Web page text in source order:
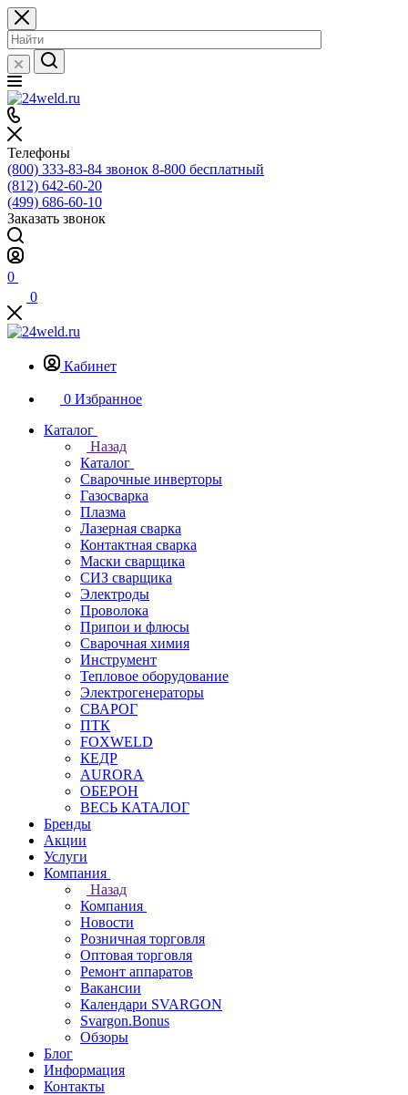
Телефоны
(800) 333-83-84 звонок 8-800 бесплатный
(812) 642-60-20
(499) 686-60-10
Заказать звонок
0
0
Кабинет
0 Избранное
Каталог
Назад
Каталог
Сварочные инверторы
Газосварка
Плазма
Лазерная сварка
Контактная сварка
Маски сварщика
СИЗ сварщика
Электроды
Проволока
Припои и флюсы
Сварочная химия
Инструмент
Тепловое оборудование
Электрогенераторы
СВАРОГ
ПТК
FOXWELD
КЕДР
AURORA
ОБЕРОН
ВЕСЬ КАТАЛОГ
Бренды
Акции
Услуги
Компания
Назад
Компания
Новости
Розничная торговля
Оптовая торговля
Ремонт аппаратов
Вакансии
Календари SVARGON
Svargon.Bonus
Обзоры
Блог
Информация
Контакты